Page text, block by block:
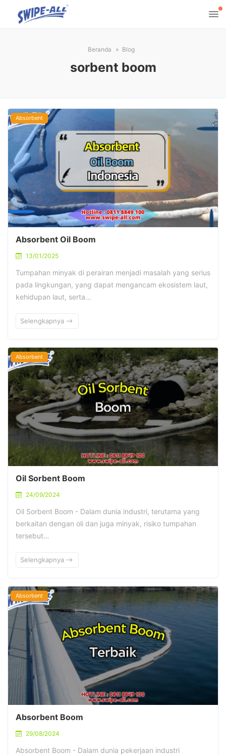
Beranda Blog
sorbent boom
Absorbent
Absorbent Oil Boom
13/01/2025
Tumpahan minyak di perairan menjadi masalah yang serius
pada lingkungan, yang dapat mengancam ekosistem laut,
kehidupan laut, serta…
Selengkapnya
Absorbent
Oil Sorbent Boom
24/09/2024
Oil Sorbent Boom - Dalam dunia industri, terutama yang
berkaitan dengan oli dan juga minyak, risiko tumpahan
tersebut…
Selengkapnya
Absorbent
Absorbent Boom
29/08/2024
Absorbent Boom - Dalam dunia pekerjaan industri